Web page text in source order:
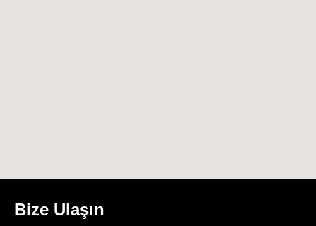
Bize Ulaşın